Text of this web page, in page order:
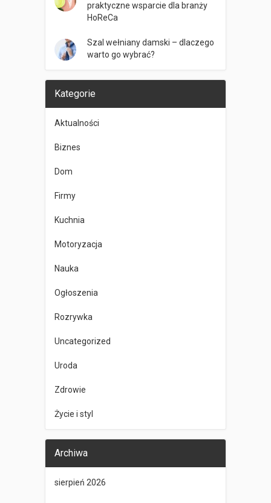
praktyczne wsparcie dla branży
HoReCa
Szal wełniany damski – dlaczego
warto go wybrać?
Kategorie
Aktualności
Biznes
Dom
Firmy
Kuchnia
Motoryzacja
Nauka
Ogłoszenia
Rozrywka
Uncategorized
Uroda
Zdrowie
Życie i styl
Archiwa
sierpień 2026